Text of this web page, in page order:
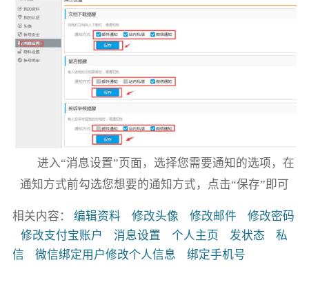
进入“消息设置”页面，选择您需要通知的选项，在
通知方式前勾选您想要的通知方式，点击“保存”即可
相关内容： 编辑资料 修改头像 修改邮件
修改密码
修改支付宝账户
消息设置 个人主页 发状态
私
信
微信绑定用户修改个人信息 绑定手机号